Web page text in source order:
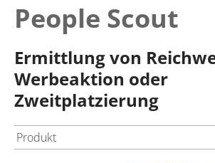
People Scout
Ermittlung von
Werbeaktion oder
Zweitplatzierung
Produkt